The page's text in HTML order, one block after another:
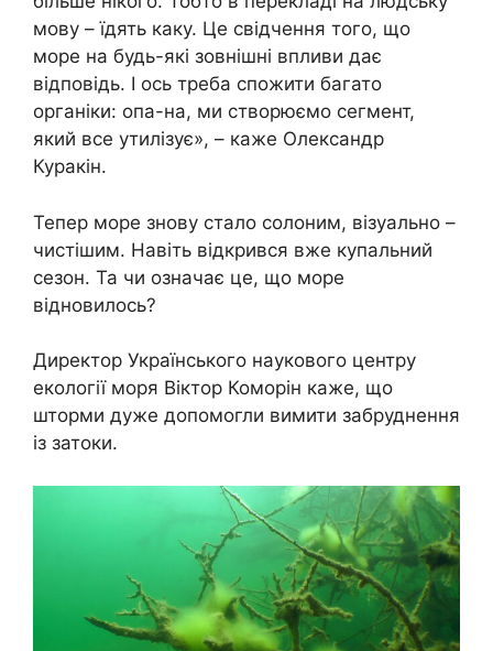
мову – їдять каку. Це свідчення того, що
море на будь-які зовнішні впливи дає
відповідь. І ось треба спожити багато
органіки: опа-на, ми створюємо сегмент,
який все утилізує», – каже Олександр
Куракін.
Тепер море знову стало солоним, візуально –
чистішим. Навіть відкрився вже купальний
сезон. Та чи означає це, що море
відновилось?
Директор Українського наукового центру
екології моря Віктор Коморін каже, що
шторми дуже допомогли вимити забруднення
із затоки.